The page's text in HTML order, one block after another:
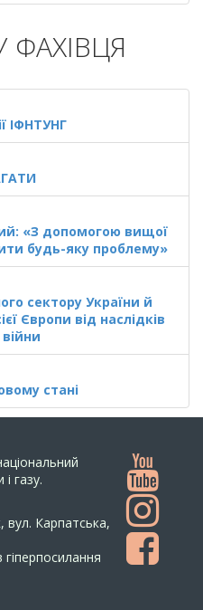
ІФНТУНГ
«З допомогою вищої
будь-яку проблему»
сектору України й
Європи від наслідків
стані
газу.
вул. Карпатська,
гіперпосилання